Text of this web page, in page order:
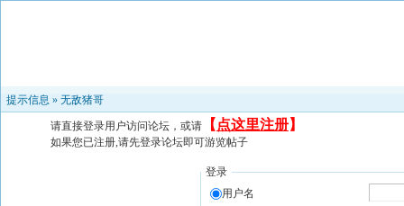
提示信息 » 无敌猪哥
请直接登录用户访问论坛，或请 【 点这里注册】
如果您已注册,请先登录论坛即可游览帖子
登录
用户名